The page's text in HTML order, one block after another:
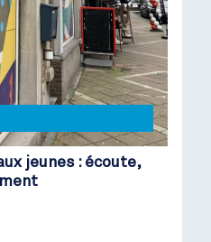
jeunes : écoute,